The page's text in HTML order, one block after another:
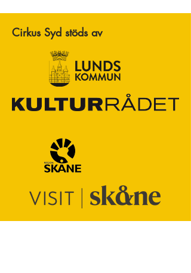
Cirkus Syd stöds av